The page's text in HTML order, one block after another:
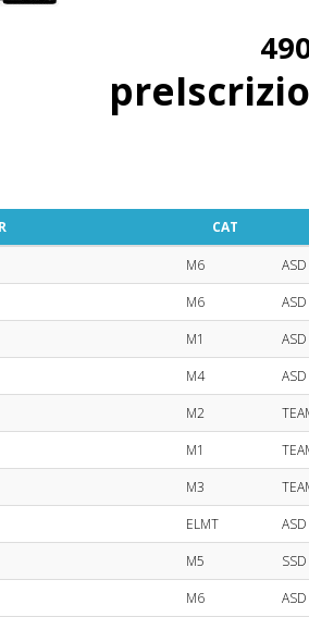
CAT
M6
M6
M1
M4
M2
M1
M3
ELMT
M5
M6